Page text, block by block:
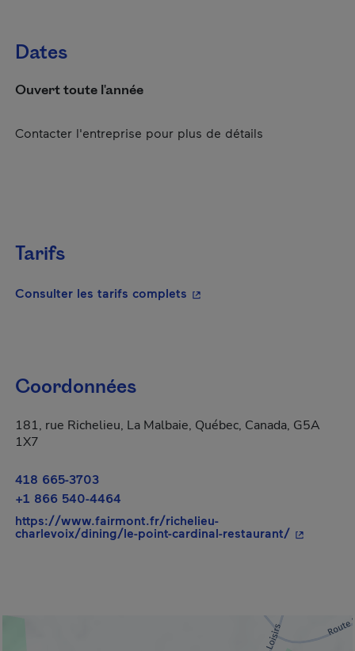
Dates
Ouvert toute l'année
Contacter l'entreprise pour plus de détails
Tarifs
Consulter les tarifs complets - Cet hyperlien s'ouvrira
Coordonnées
181, rue Richelieu, La Malbaie, Québec, Canada, G5A
1X7
418 665-3703
+1 866 540-4464
https://www.fairmont.fr/richelieu-
charlevoix/dining/le-point-cardinal-restaurant/- Cet